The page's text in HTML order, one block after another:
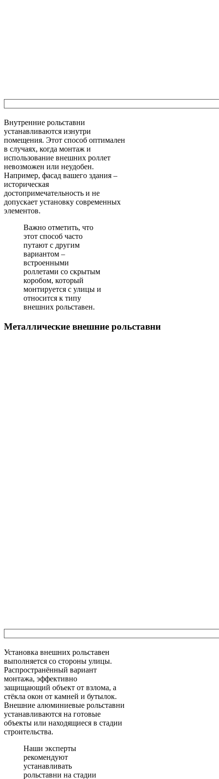
Внутренние рольставни
устанавливаются изнутри
помещения. Этот способ оптимален
в случаях, когда монтаж и
использование внешних роллет
невозможен или неудобен.
Например, фасад вашего здания –
историческая
достопримечательность и не
допускает установку современных
элементов.
Важно отметить, что
этот способ часто
путают с другим
вариантом –
встроенными
роллетами со скрытым
коробом, который
монтируется с улицы и
относится к типу
внешних рольставен.
Металлические внешние рольставни
Установка внешних рольставен
выполняется со стороны улицы.
Распространённый вариант
монтажа, эффективно
защищающий объект от взлома, а
стёкла окон от камней и бутылок.
Внешние алюминиевые рольставни
устанавливаются на готовые
объекты или находящиеся в стадии
строительства.
Наши эксперты
рекомендуют
устанавливать
рольставни на стадии